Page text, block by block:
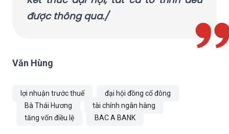
được thông qua./
Văn Hùng
lợi nhuận trước thuế
đại hội đồng cổ đông
Bà Thái Hương
tài chính ngân hàng
tăng vốn điều lệ
BAC A BANK